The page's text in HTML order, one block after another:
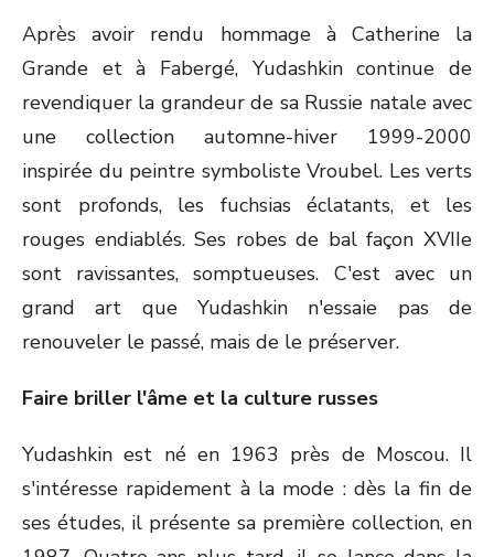
Après avoir rendu hommage à Catherine la
Grande et à Fabergé, Yudashkin continue de
revendiquer la grandeur de sa Russie natale avec
une collection automne-hiver 1999-2000
inspirée du peintre symboliste Vroubel. Les verts
sont profonds, les fuchsias éclatants, et les
rouges endiablés. Ses robes de bal façon XVIIe
sont ravissantes, somptueuses. C'est avec un
grand art que Yudashkin n'essaie pas de
renouveler le passé, mais de le préserver.
Faire briller l'âme et la culture russes
Yudashkin est né en 1963 près de Moscou. Il
s'intéresse rapidement à la mode : dès la fin de
ses études, il présente sa première collection, en